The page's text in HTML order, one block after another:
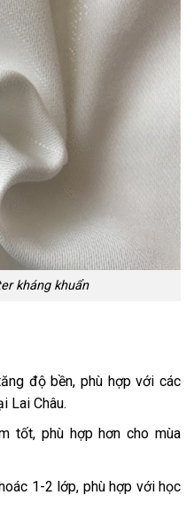
kháng khuẩn
độ bền, phù hợp với các
Lai Châu.
tốt, phù hợp hơn cho mùa
1-2 lớp, phù hợp với học